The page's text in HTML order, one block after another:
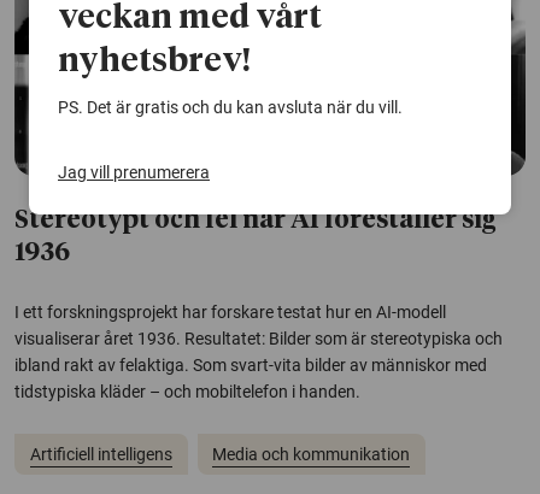
Stereotypt och fel när AI föreställer sig
1936
I ett forskningsprojekt har forskare testat hur en AI-modell
visualiserar året 1936. Resultatet: Bilder som är stereotypiska och
ibland rakt av felaktiga. Som svart-vita bilder av människor med
tidstypiska kläder – och mobiltelefon i handen.
Artificiell intelligens Media och kommunikation
veckan med vårt
nyhetsbrev!
PS. Det är gratis och du kan avsluta när du vill.
Jag vill prenumerera